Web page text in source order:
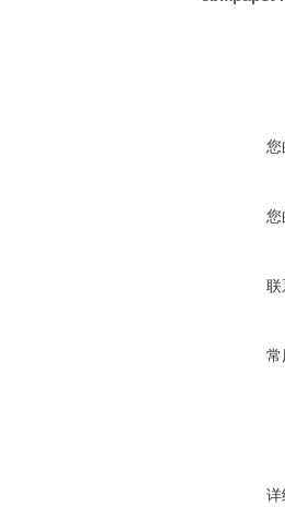
您
您
联
常
详